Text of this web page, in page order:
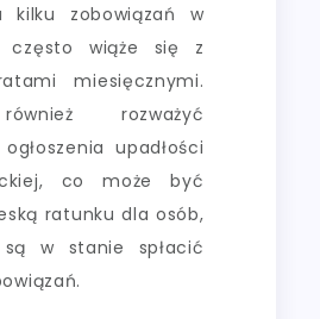
kilku zobowiązań w
często wiąże się z
miesięcznymi.
rozważyć
upadłości
co może być
ratunku dla osób,
w stanie spłacić